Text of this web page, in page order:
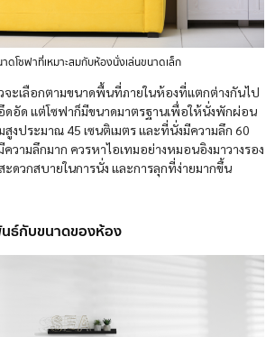
ดโซฟาที่เหมาะสมกับห้องนั่งเล่นขนาดเล็ก
ะเลือกตามขนาดพื้นที่ภายในห้องที่แตกต่างกันไป
ดอัด แต่โซฟาก็มีขนาดมาตรฐานเพื่อให้นั่งพักผ่อน
งประมาณ 45 เซนติเมตร และที่นั่งมีความลึก 60
วามลึกมาก ควรหาไอเทมอย่างหมอนอิงมาวางรอง
ดวกสบายในการนั่ง และการลุกที่ง่ายมากขึ้น
ธ์กับขนาดของห้อง